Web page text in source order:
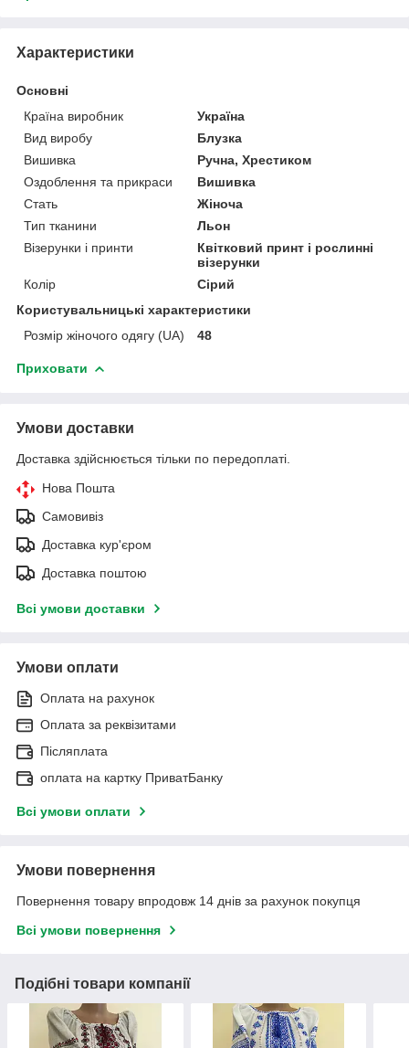
Характеристики
Основні
Країна виробник
Україна
Вид виробу
Блузка
Вишивка
Ручна, Хрестиком
Оздоблення та прикраси
Вишивка
Стать
Жіноча
Тип тканини
Льон
Візерунки і принти
Квітковий принт і рослинні
візерунки
Колір
Сірий
Користувальницькі характеристики
Розмір жіночого одягу (UA)
48
Приховати
Умови доставки
Доставка здійснюється тільки по передоплаті.
Нова Пошта
Самовивіз
Доставка кур'єром
Доставка поштою
Всі умови доставки
Умови оплати
Оплата на рахунок
Оплата за реквізитами
Післяплата
оплата на картку ПриватБанку
Всі умови оплати
Умови повернення
Повернення товару впродовж 14 днів за рахунок покупця
Всі умови повернення
Подібні товари компанії